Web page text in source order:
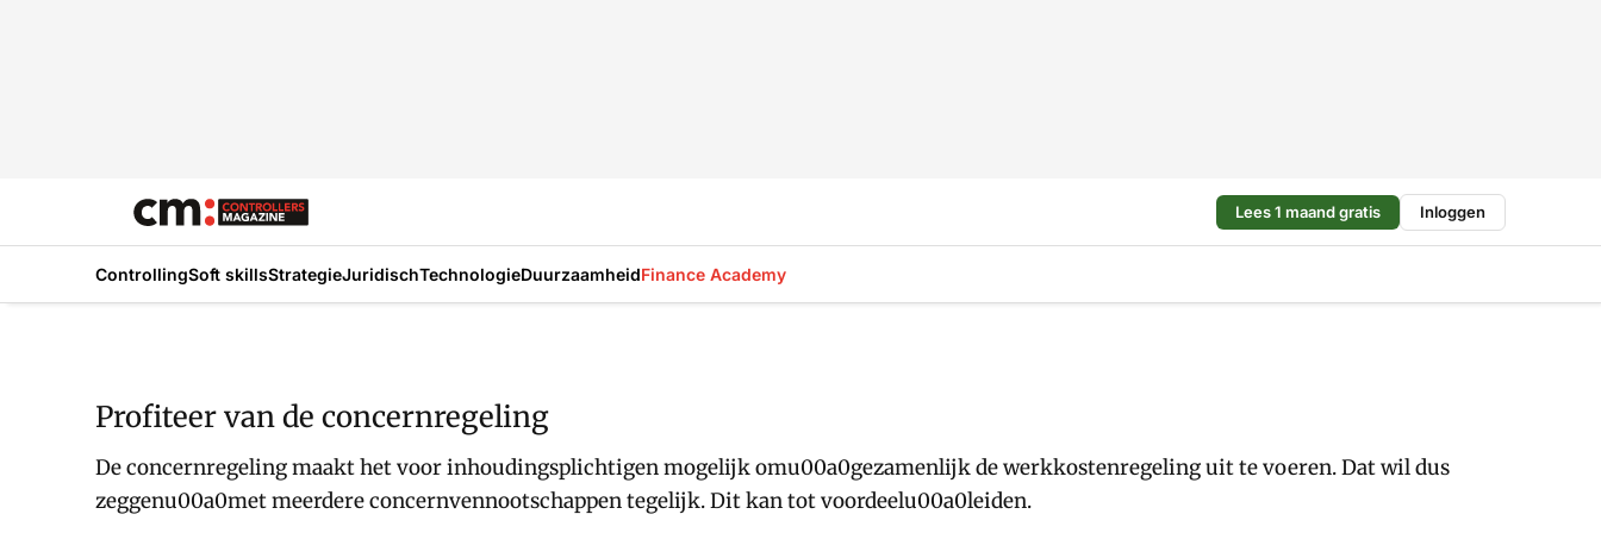
Lees 1 maand gratis Inloggen
ControllingSoft skillsStrategieJuridischTechnologieDuurzaamheidFinance Academy
Profiteer van de concernregeling
De concernregeling maakt het voor inhoudingsplichtigen mogelijk omu00a0gezamenlijk de werkkostenregeling uit te voeren. Dat wil dus
zeggenu00a0met meerdere concernvennootschappen tegelijk. Dit kan tot voordeelu00a0leiden.